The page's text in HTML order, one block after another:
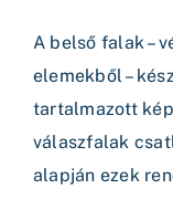
A belső falak –
elemekből –
tartalmazott
válaszfalak
alapján ezek